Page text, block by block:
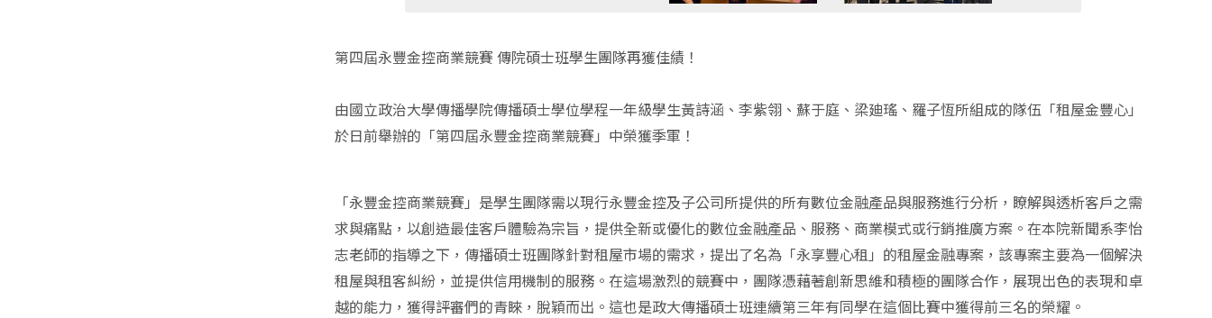
第四屆永豐金控商業競賽 傳院碩士班學生團隊再獲佳績！
由國立政治大學傳播學院傳播碩士學位學程一年級學生黃詩涵、李紫翎、蘇于庭、梁廸瑤、羅子恆所組成的隊伍「租屋金豐心」
於日前舉辦的「第四屆永豐金控商業競賽」中榮獲季軍！
「永豐金控商業競賽」是學生團隊需以現行永豐金控及子公司所提供的所有數位金融產品與服務進行分析，瞭解與透析客戶之需
求與痛點，以創造最佳客戶體驗為宗旨，提供全新或優化的數位金融產品、服務、商業模式或行銷推廣方案。在本院新聞系李怡
志老師的指導之下，傳播碩士班團隊針對租屋市場的需求，提出了名為「永享豐心租」的租屋金融專案，該專案主要為一個解決
租屋與租客糾紛，並提供信用機制的服務。在這場激烈的競賽中，團隊憑藉著創新思維和積極的團隊合作，展現出色的表現和卓
越的能力，獲得評審們的青睞，脫穎而出。這也是政大傳播碩士班連續第三年有同學在這個比賽中獲得前三名的榮耀。